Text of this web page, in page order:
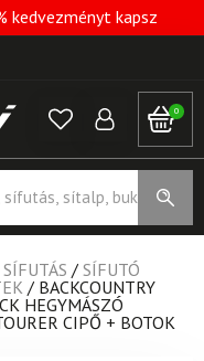
kedvezményt kapsz
0
SÍFUTÁS / SÍFUTÓ
/ BACKCOUNTRY
HEGYMÁSZÓ
CIPŐ + BOTOK